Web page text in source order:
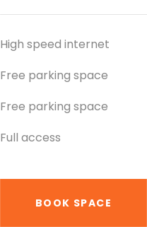
High speed internet
Free parking space
Free parking space
Full access
BOOK SPACE